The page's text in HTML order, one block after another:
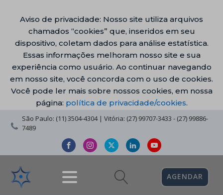
Aviso de privacidade: Nosso site utiliza arquivos
chamados “cookies” que, inseridos em seu
dispositivo, coletam dados para análise estatística.
Essas informações melhoram nosso site e sua
experiência como usuário. Ao continuar navegando
em nosso site, você concorda com o uso de cookies.
Você pode ler mais sobre nossos cookies, em nossa
página: política de privacidade/cookies.
São Paulo: (11) 3504-4304 | Vitória: (27) 99707-3433 - (27) 99886-
7489
AGENDAR